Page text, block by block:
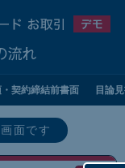
契約締結前書面 目論
面です